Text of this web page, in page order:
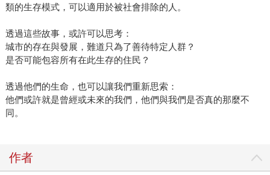
類的生存模式，可以適用於被社會排除的人。
透過這些故事，或許可以思考：
城市的存在與發展，難道只為了善待特定人群？
是否可能包容所有在此生存的住民？
透過他們的生命，也可以讓我們重新思索：
他們或許就是曾經或未來的我們，他們與我們是否真的那麼不
同。
作者